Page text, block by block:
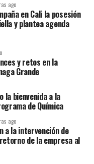
ago
en Cali la posesión
y plantea agenda
y retos en la
Grande
la bienvenida a la
de Química
ago
a la intervención de
de la empresa al